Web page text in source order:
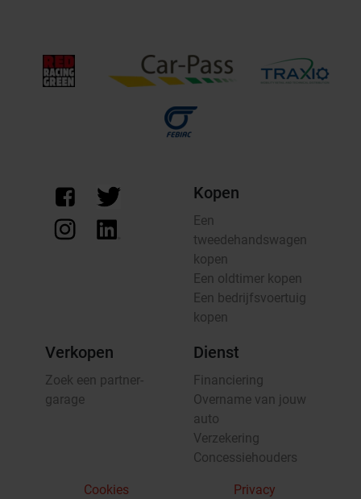
Kopen
Een
tweedehandswagen
kopen
Een oldtimer kopen
Een bedrijfsvoertuig
kopen
Verkopen
Zoek een partner-
garage
Dienst
Financiering
Overname van jouw
auto
Verzekering
Concessiehouders
Cookies Privacy